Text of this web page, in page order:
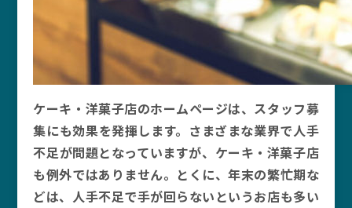
ケーキ・洋菓子店のホームページは、スタッフ募
集にも効果を発揮します。さまざまな業界で人手
不足が問題となっていますが、ケーキ・洋菓子店
も例外ではありません。とくに、年末の繁忙期な
どは、人手不足で手が回らないというお店も多い